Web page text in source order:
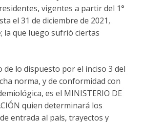
vigentes a partir del 1°
el 31 de diciembre de 2021,
la que luego sufrió ciertas
de lo dispuesto por el inciso 3 del
norma, y de conformidad con
es el MINISTERIO DE
quien determinará los
entrada al país, trayectos y